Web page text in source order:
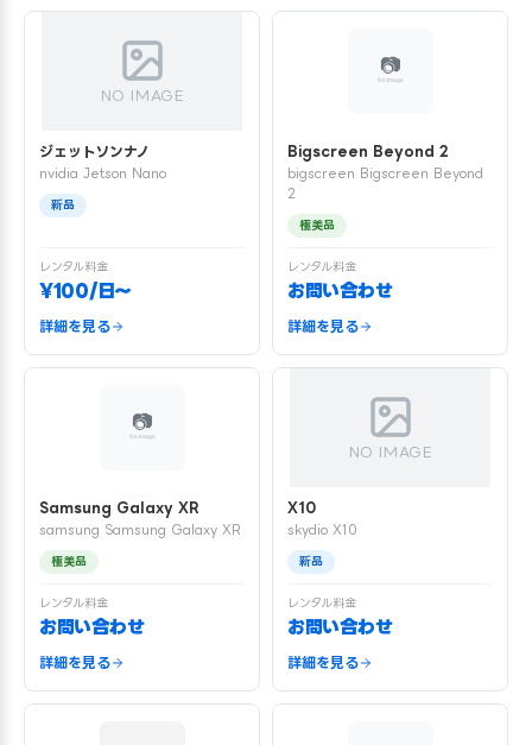
NO IMAGE
ジェットソンナノ
nvidia Jetson Nano
新品
レンタル料金
¥100/日〜
詳細を見る
Bigscreen Beyond 2
bigscreen Bigscreen Beyond
2
極美品
レンタル料金
お問い合わせ
詳細を見る
Samsung Galaxy XR
samsung Samsung Galaxy XR
極美品
レンタル料金
お問い合わせ
詳細を見る
NO IMAGE
X10
skydio X10
新品
レンタル料金
お問い合わせ
詳細を見る